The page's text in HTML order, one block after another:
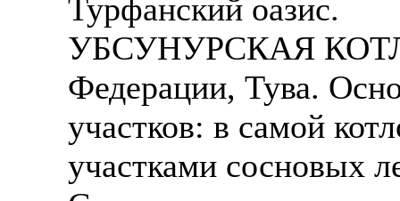
Турфанский оазис.
УБСУНУРСКАЯ
Федерации, Тува.
участков: в самой
участками сосновых